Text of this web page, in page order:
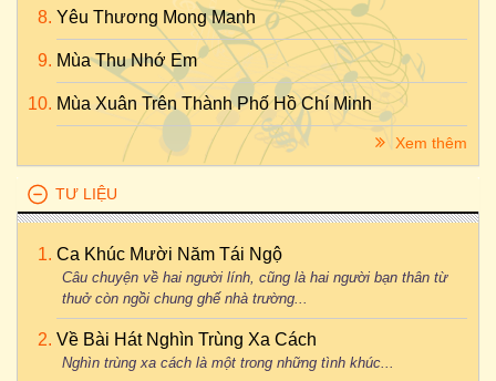
Yêu Thương Mong Manh
Mùa Thu Nhớ Em
Mùa Xuân Trên Thành Phố Hồ Chí Minh
Xem thêm
TƯ LIỆU
Ca Khúc Mười Năm Tái Ngộ
Câu chuyện về hai người lính, cũng là hai người bạn thân từ
thuở còn ngồi chung ghế nhà trường...
Về Bài Hát Nghìn Trùng Xa Cách
Nghìn trùng xa cách là một trong những tình khúc...